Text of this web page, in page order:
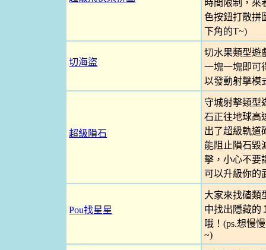
時間限制，來
色按鈕打散拼
下角的T~)
切海盜
切水果類型遊
一塊一塊即可
以發動射擊模
超級隕石
守城射擊類型
石正往地球高
出了超級軌道
能阻止隕石毀
擊，小心不要
可以升級你的
Pou找星星
大家來找碴類
中找出隱藏的
哦！(ps.想慢
~)